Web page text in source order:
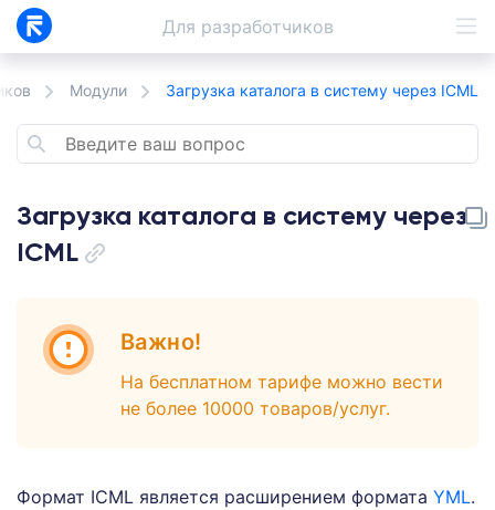
Для разработчиков
Модули Загрузка каталога в систему через ICML
Загрузка каталога в систему через
ICML
Важно!
На бесплатном тарифе можно вести
не более 10000 товаров/услуг.
Формат ICML является расширением формата YML.